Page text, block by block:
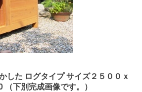
した ログタイプ サイズ２５００ｘ
下別完成画像です。）